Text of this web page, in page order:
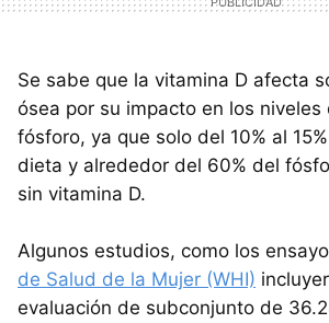
Se sabe que la vitamina D afecta
ósea por su impacto en los niveles
fósforo, ya que solo del 10% al
dieta y alrededor del 60% del
sin vitamina D.
Algunos estudios, como los
de Salud de la Mujer (WHI)
evaluación de subconjunto de